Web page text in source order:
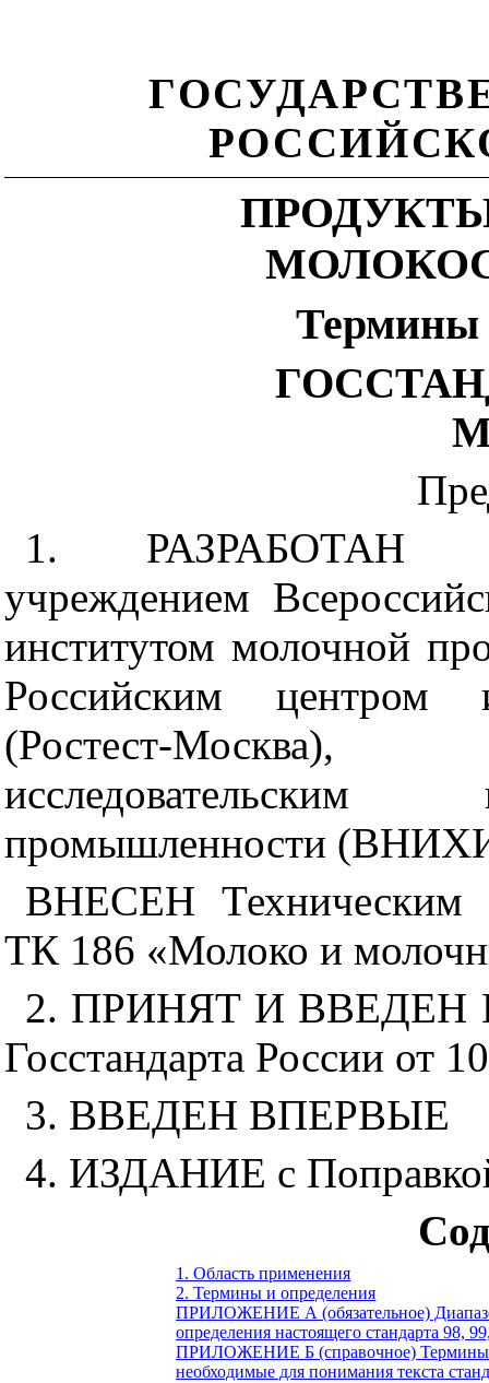
Термины
1. РАЗРАБОТАН
учреждением
институтом молочной
Российским центром
(Ростест-Москва),
исследовательским
промышленности
ВНЕСЕН Техническим
ТК 186 «Молоко и
2. ПРИНЯТ И ВВЕДЕН
Госстандарта России от
3. ВВЕДЕН ВПЕРВЫЕ
4. ИЗДАНИЕ с
1. Область применения
2. Термины и определения
ПРИЛОЖЕНИЕ А (обязательное)
определения настоящего стандарта 98,
ПРИЛОЖЕНИЕ Б (справочное) Термины
необходимые для понимания текста